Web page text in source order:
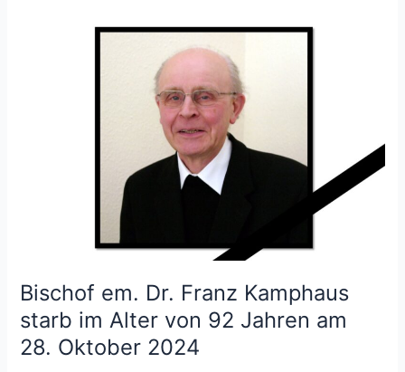
Bischof em. Dr. Franz Kamphaus
starb im Alter von 92 Jahren am
28. Oktober 2024
28.
Oktober
2024